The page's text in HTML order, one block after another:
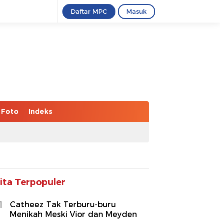
Daftar MPC Masuk
Foto Indeks
Terpopuler
Catheez Tak Terburu-buru
Menikah Meski Vior dan Meyden